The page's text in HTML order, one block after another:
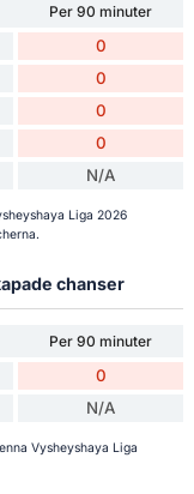
Per 90 minuter
0
0
0
0
N/A
Liga 2026
chanser
Per 90 minuter
0
N/A
Vysheyshaya Liga